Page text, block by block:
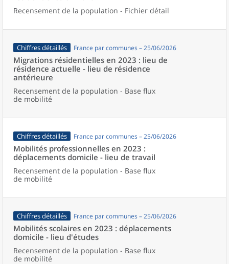
Recensement de la population - Fichier détail
Chiffres détaillés France par communes – 25/06/2026
Migrations résidentielles en 2023 : lieu de
résidence actuelle - lieu de résidence
antérieure
Recensement de la population - Base flux
de mobilité
Chiffres détaillés France par communes – 25/06/2026
Mobilités professionnelles en 2023 :
déplacements domicile - lieu de travail
Recensement de la population - Base flux
de mobilité
Chiffres détaillés France par communes – 25/06/2026
Mobilités scolaires en 2023 : déplacements
domicile - lieu d'études
Recensement de la population - Base flux
de mobilité